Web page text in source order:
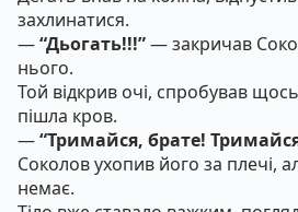
захлинатися.
—“Дьогать!!!”— закричав
нього.
Той відкрив очі, спробував
пішла кров.
—“Тримайся, брате!
Соколов ухопив його за плечі,
немає.